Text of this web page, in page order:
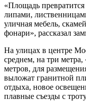
«Площадь
липами,
уличная мебель,
фонари», рассказал
На улицах в центре
среднем, на три
метров, для
выложат гранитной
отдыха, новое
плавные съезды с